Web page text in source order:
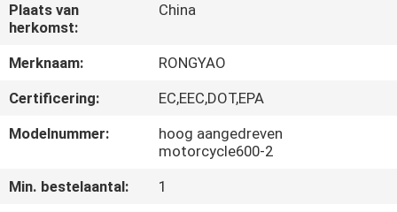
FABRIEKSREIS
KWALITEITSCONTROLE
CONTACTEER
ONS
Plaats van
herkomst:
China
Merknaam:
RONGYAO
Certificering:
EC,EEC,DOT,EPA
Modelnummer:
hoog aangedreven
motorcycle600-2
Min. bestelaantal:
1